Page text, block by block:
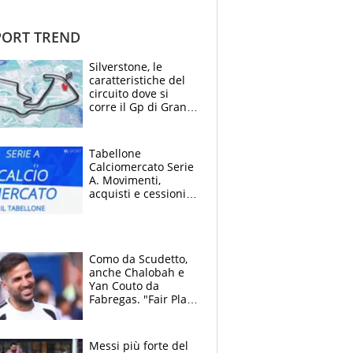
TREND
Silverstone, le
caratteristiche del
circuito dove si
corre il Gp di Gran
Tabellone
Calciomercato Serie
A. Movimenti,
acquisti e cessioni:
Como da Scudetto,
anche Chalobah e
Yan Couto da
Fabregas. "Fair Play
multa"
Messi più forte del